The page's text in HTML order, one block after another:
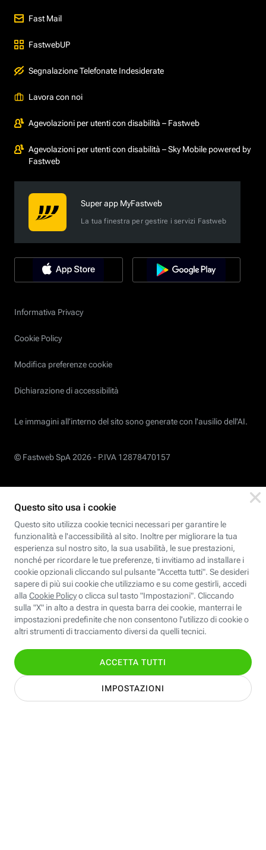
Fast Mail
FastwebUP
Segnalazione Telefonate Indesiderate
Lavora con noi
Agevolazioni per utenti con disabilità – Fastweb
Agevolazioni per utenti con disabilità – Sky Mobile powered by
Fastweb
Super app MyFastweb
La tua finestra per gestire i servizi Fastweb
Informativa Privacy
Cookie Policy
Modifica preferenze cookie
Dichiarazione di accessibilità
Le immagini all’interno del sito sono generate con l'ausilio dell'AI.
© Fastweb SpA 2026 - P.IVA 12878470157